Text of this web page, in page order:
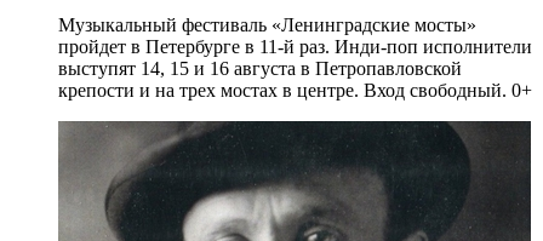
Музыкальный фестиваль «Ленинградские мосты»
пройдет в Петербурге в 11-й раз. Инди-поп исполнители
выступят 14, 15 и 16 августа в Петропавловской
крепости и на трех мостах в центре. Вход свободный. 0+